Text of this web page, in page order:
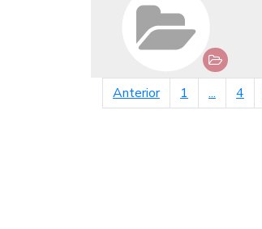
Anteriorpágina anterior
1 ... 4